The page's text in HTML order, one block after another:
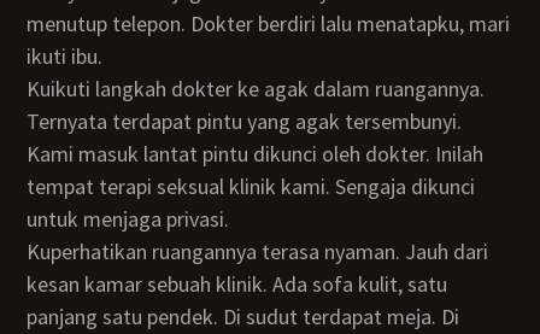
menutup telepon. Dokter berdiri lalu menatapku, mari
ikuti ibu.
Kuikuti langkah dokter ke agak dalam ruangannya.
Ternyata terdapat pintu yang agak tersembunyi.
Kami masuk lantat pintu dikunci oleh dokter. Inilah
tempat terapi seksual klinik kami. Sengaja dikunci
untuk menjaga privasi.
Kuperhatikan ruangannya terasa nyaman. Jauh dari
kesan kamar sebuah klinik. Ada sofa kulit, satu
panjang satu pendek. Di sudut terdapat meja. Di